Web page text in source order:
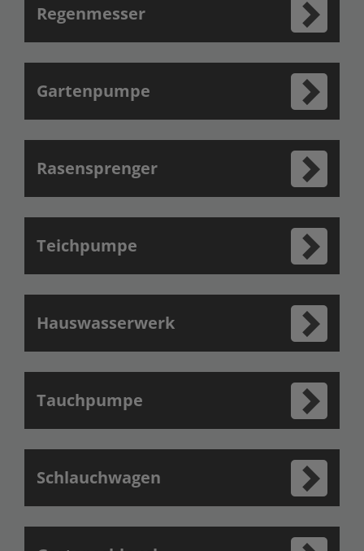
Regenmesser
Gartenpumpe
Rasensprenger
Teichpumpe
Hauswasserwerk
Tauchpumpe
Schlauchwagen